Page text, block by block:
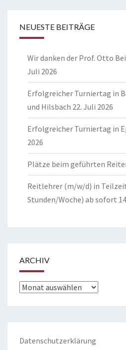
NEUESTE BEITRÄGE
Wir danken der Prof. Otto
Juli 2026
Erfolgreicher Turniertag in
und Hilsbach 22. Juli 2026
Erfolgreicher Turniertag in
2026
Plätze beim geführten
Reitlehrer (m/w/d) in
Stunden/Woche) ab sofort
ARCHIV
Archiv
Datenschutzerklärung